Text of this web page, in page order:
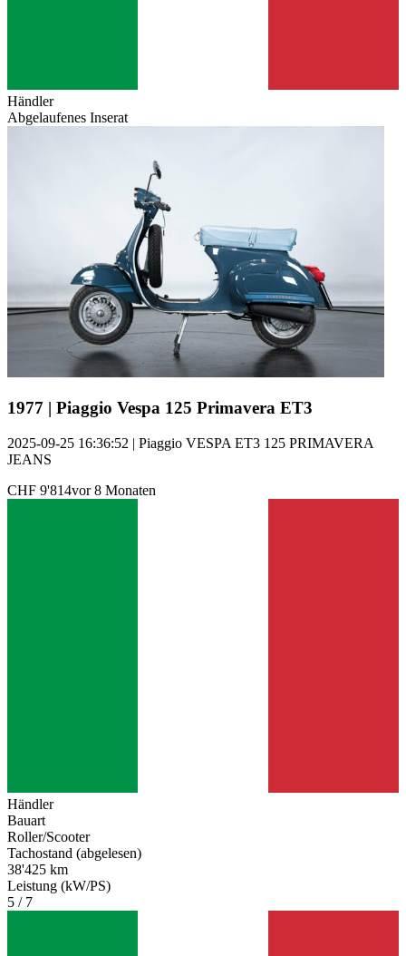
Händler
Abgelaufenes Inserat
1977 | Piaggio Vespa 125 Primavera ET3
2025-09-25 16:36:52 | Piaggio VESPA ET3 125 PRIMAVERA
JEANS
CHF 9'814vor 8 Monaten
Händler
Bauart
Roller/Scooter
Tachostand (abgelesen)
38'425 km
Leistung (kW/PS)
5 / 7